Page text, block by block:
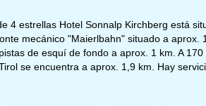
4 estrellas Hotel Sonnalp Kirchberg está
mecánico "Maierlbahn" situado a
de esquí de fondo a aprox. 1 km. A
se encuentra a aprox. 1,9 km. Hay